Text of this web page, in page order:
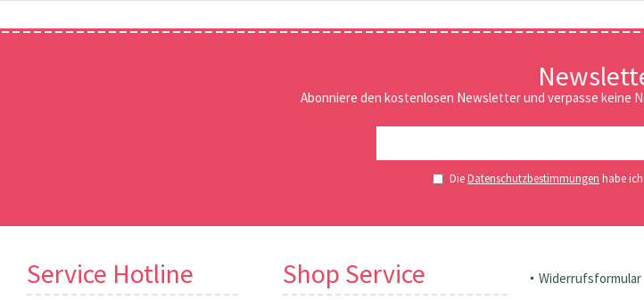
Abonniere den kostenlosen Newsletter und verpasse keine
DieDatenschutzbestimmungen habe
Service Hotline Shop Service Widerrufsformular